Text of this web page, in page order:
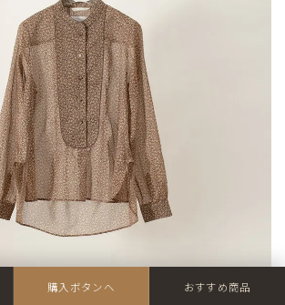
購入ボタンへ おすすめ商品